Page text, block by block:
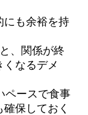
にも余裕を持
、関係が終
なるデメ
ペースで食事
保しておく